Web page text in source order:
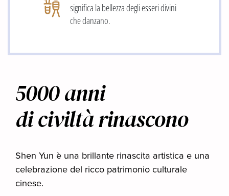
significa la bellezza degli esseri divini
che danzano.
5000 anni
di civiltà rinascono
Shen Yun è una brillante rinascita artistica e una
celebrazione del ricco patrimonio culturale
cinese.